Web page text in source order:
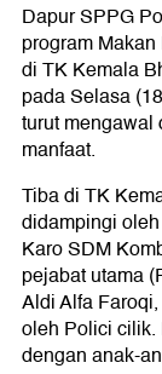
Dapur SPPG
program
di TK Kemala
pada Selasa
turut
manfaat.
Tiba di TK
didampingi
Karo SDM
pejabat utama
Aldi Alfa
oleh Polici
dengan anak-